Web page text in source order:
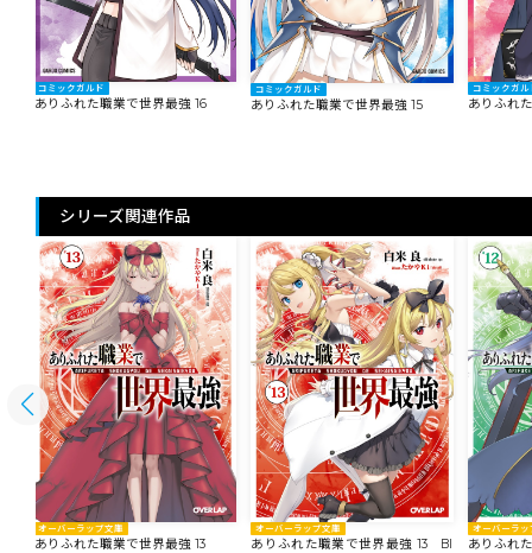
コミックガルド
ありふれた職業で世界最強 16
コミックガルド
ありふれた職業で世界最強 15
コミックガル
ありふれ
シリーズ関連作品
オーバーラップ文庫
ありふれた職業で世界最強 13
オーバーラップ文庫
ありふれた職業で世界最強 13 Bl
オーバーラッ
ありふれ